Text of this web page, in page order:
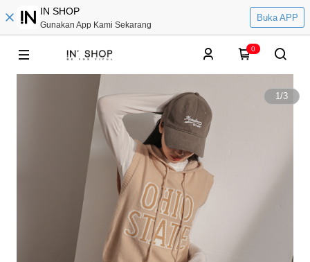
IN SHOP
Gunakan App Kami Sekarang
Buka APP
0
1/3